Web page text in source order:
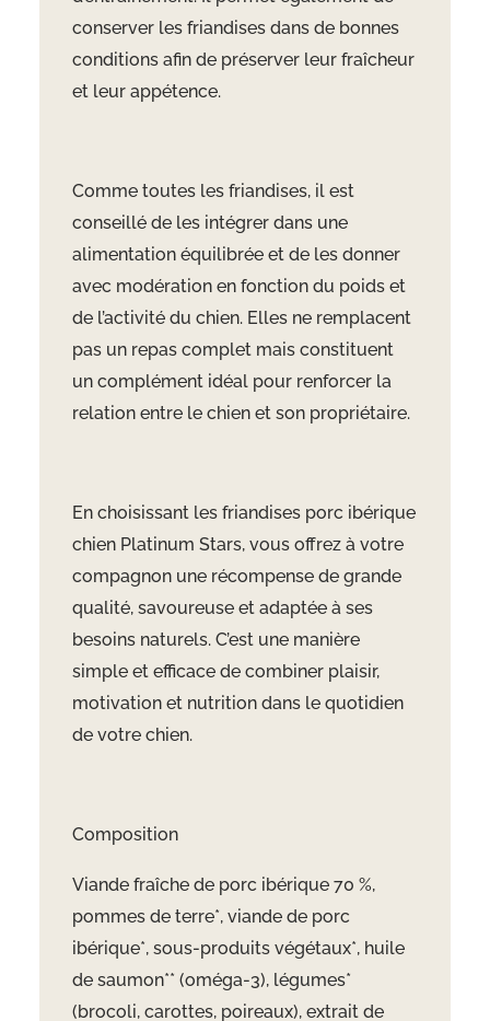
conserver les friandises dans de bonnes
conditions afin de préserver leur fraîcheur
et leur appétence.
Comme toutes les friandises, il est
conseillé de les intégrer dans une
alimentation équilibrée et de les donner
avec modération en fonction du poids et
de l’activité du chien. Elles ne remplacent
pas un repas complet mais constituent
un complément idéal pour renforcer la
relation entre le chien et son propriétaire.
En choisissant les friandises porc ibérique
chien Platinum Stars, vous offrez à votre
compagnon une récompense de grande
qualité, savoureuse et adaptée à ses
besoins naturels. C’est une manière
simple et efficace de combiner plaisir,
motivation et nutrition dans le quotidien
de votre chien.
Composition
Viande fraîche de porc ibérique 70 %,
pommes de terre*, viande de porc
ibérique*, sous-produits végétaux*, huile
de saumon** (oméga-3), légumes*
(brocoli, carottes, poireaux), extrait de